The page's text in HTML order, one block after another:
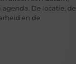
De locatie, de
en de